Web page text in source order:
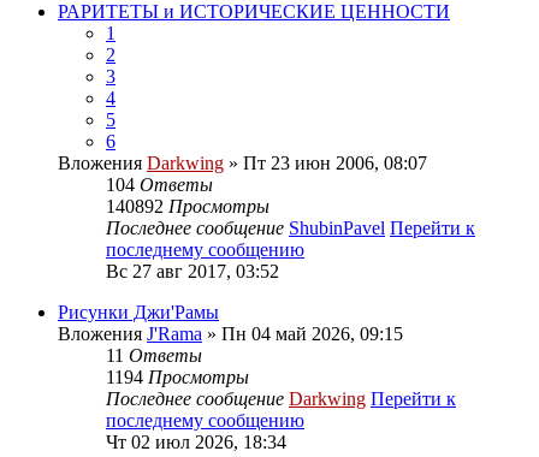
РАРИТЕТЫ и ИСТОРИЧЕСКИЕ ЦЕННОСТИ
1
2
3
4
5
6
Вложения Darkwing » Пт 23 июн 2006, 08:07
104 Ответы
140892 Просмотры
Последнее сообщение ShubinPavel Перейти к
последнему сообщению
Вс 27 авг 2017, 03:52
Рисунки Джи'Рамы
Вложения J'Rama » Пн 04 май 2026, 09:15
11 Ответы
1194 Просмотры
Последнее сообщение Darkwing Перейти к
последнему сообщению
Чт 02 июл 2026, 18:34